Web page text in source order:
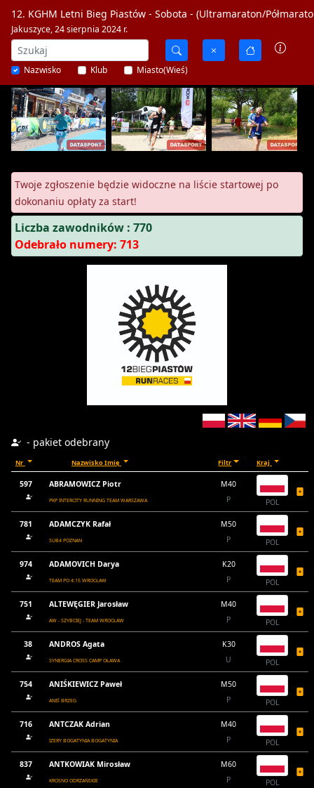
12. KGHM Letni Bieg Piastów - Sobota - (Ultramaraton/
Jakuszyce, 24 sierpnia 2024 r.
Nazwisko Klub Miasto(Wieś)
Twoje zgłoszenie będzie widoczne na liście startowej po
dokonaniu opłaty za start!
Liczba zawodników : 770
Odebrało numery: 713
- pakiet odebrany
Nr Nazwisko Imię Filtr Kraj
597 ABRAMOWICZ Piotr
PKP INTERCITY RUNNING TEAM WARSZAWA
M40
P
POL
781 ADAMCZYK Rafał
SUB4 POZNAN
M50
P
POL
974 ADAMOVICH Darya
TEAM PO 4:15 WROCŁAW
K20
P
POL
751 ALTEWĘGIER Jarosław
AW - SZYBCIEJ - TEAM WROCŁAW
M40
P
POL
38 ANDROS Agata
SYNERGIA CROSS CAMP OŁAWA
K30
U
POL
754 ANIŚKIEWICZ Paweł
ANIŚ BRZEG
M50
P
POL
716 ANTCZAK Adrian
IZERY BOGATYNIA BOGATYNIA
M40
P
POL
837 ANTKOWIAK Mirosław
KROSNO ODRZAŃSKIE
M60
P
POL